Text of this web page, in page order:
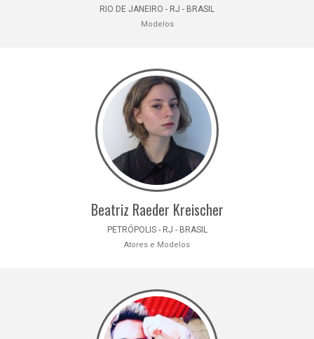
RIO DE JANEIRO - RJ - BRASIL
Modelos
Beatriz Raeder Kreischer
PETRÓPOLIS - RJ - BRASIL
Atores e Modelos